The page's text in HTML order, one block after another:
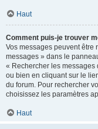
Haut
Comment puis-je trouver
Vos messages peuvent être
messages » dans le
« Rechercher les messages
ou bien en cliquant sur le
du forum. Pour rechercher
choisissez les paramètres
Haut